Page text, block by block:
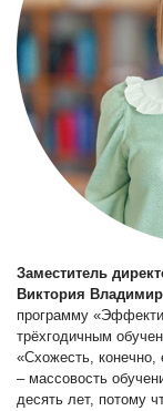
Заместитель
Виктория
программу
трёхгодичным
«Схожесть, конечно,
– массовость
десять лет, потому